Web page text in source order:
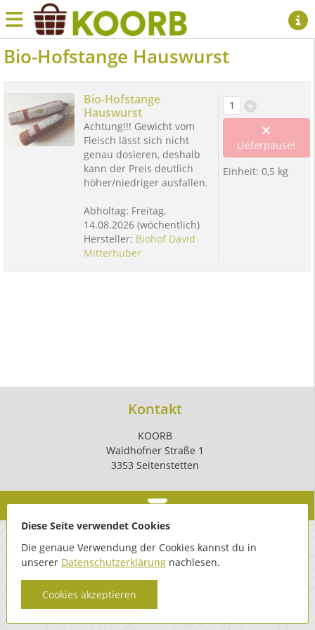
Bio-Hofstange Hauswurst
Bio-Hofstange
Hauswurst
Achtung!!! Gewicht vom
Fleisch lässt sich nicht
genau dosieren, deshalb
kann der Preis deutlich
höher/niedriger ausfallen.
Abholtag: Freitag,
14.08.2026(wöchentlich)
Hersteller: Biohof David
Mitterhuber
Lieferpause!
Einheit: 0,5 kg
Kontakt
KOORB
Waidhofner Straße 1
3353 Seitenstetten
Diese Seite verwendet Cookies
Die genaue Verwendung der Cookies kannst du in
unserer Datenschutzerklärungnachlesen.
Cookies akzeptieren